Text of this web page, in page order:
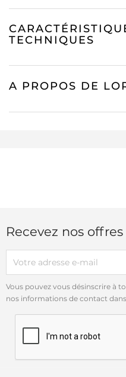
TECHNIQUES
A PROPOS DE
Recevez nos
Vous pouvez vous désinscrire à
nos informations de contact